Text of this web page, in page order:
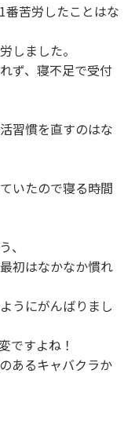
番苦労したことはな
しました。
ず、寝不足で受付
習慣を直すのはな
いたので寝る時間
、
初はなかなか慣れ
うにがんばりまし
ですよね！
あるキャバクラか